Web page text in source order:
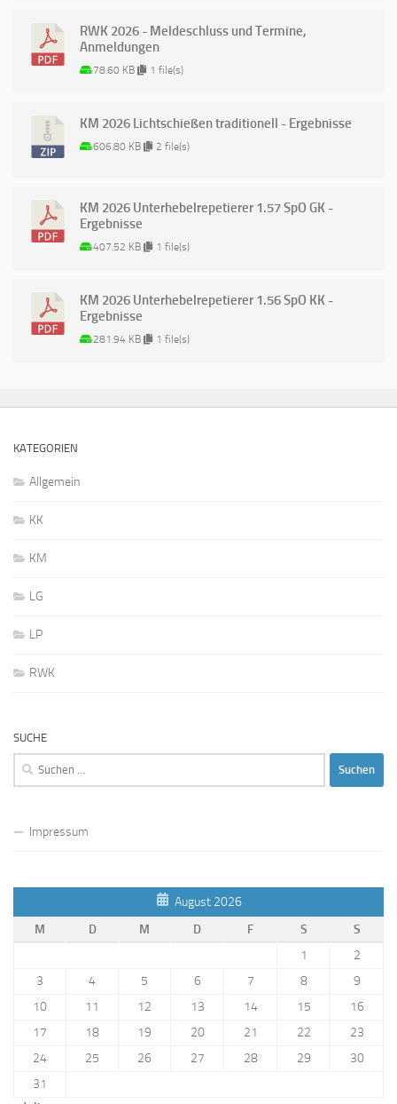
RWK 2026 - Meldeschluss und Termine,
Anmeldungen
78.60 KB 1 file(s)
KM 2026 Lichtschießen traditionell - Ergebnisse
606.80 KB 2 file(s)
KM 2026 Unterhebelrepetierer 1.57 SpO GK -
Ergebnisse
407.52 KB 1 file(s)
KM 2026 Unterhebelrepetierer 1.56 SpO KK -
Ergebnisse
281.94 KB 1 file(s)
KATEGORIEN
Allgemein
KK
KM
LG
LP
RWK
SUCHE
Suchen
Impressum
August 2026
M
D M D F S
S
1
2
3
4 5 6 7 8
9
10
11 12 13 14 15
16
17
18 19 20 21 22
23
24
25 26 27 28 29
30
31